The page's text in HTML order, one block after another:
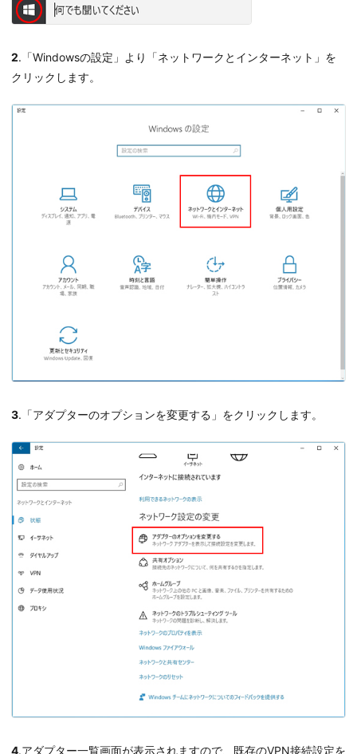
2.「Windowsの設定」より「ネットワークとインターネット」を
クリックします。
3.「アダプターのオプションを変更する」をクリックします。
4.アダプター一覧画面が表示されますので、既存のVPN接続設定を